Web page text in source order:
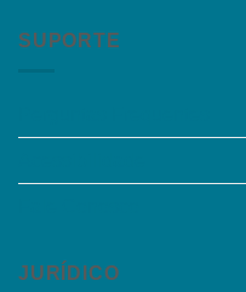
SUPORTE
JURÍDICO